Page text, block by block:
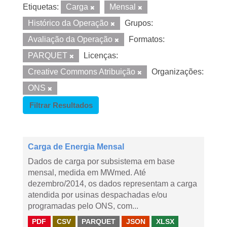
Etiquetas: Carga
Mensal
Histórico da Operação
Grupos:
Avaliação da Operação
Formatos:
PARQUET
Licenças:
Creative Commons Atribuição
Organizações:
ONS
Filtrar Resultados
Carga de Energia Mensal
Dados de carga por subsistema em base
mensal, medida em MWmed. Até
dezembro/2014, os dados representam a carga
atendida por usinas despachadas e/ou
programadas pelo ONS, com...
PDF CSV PARQUET JSON XLSX